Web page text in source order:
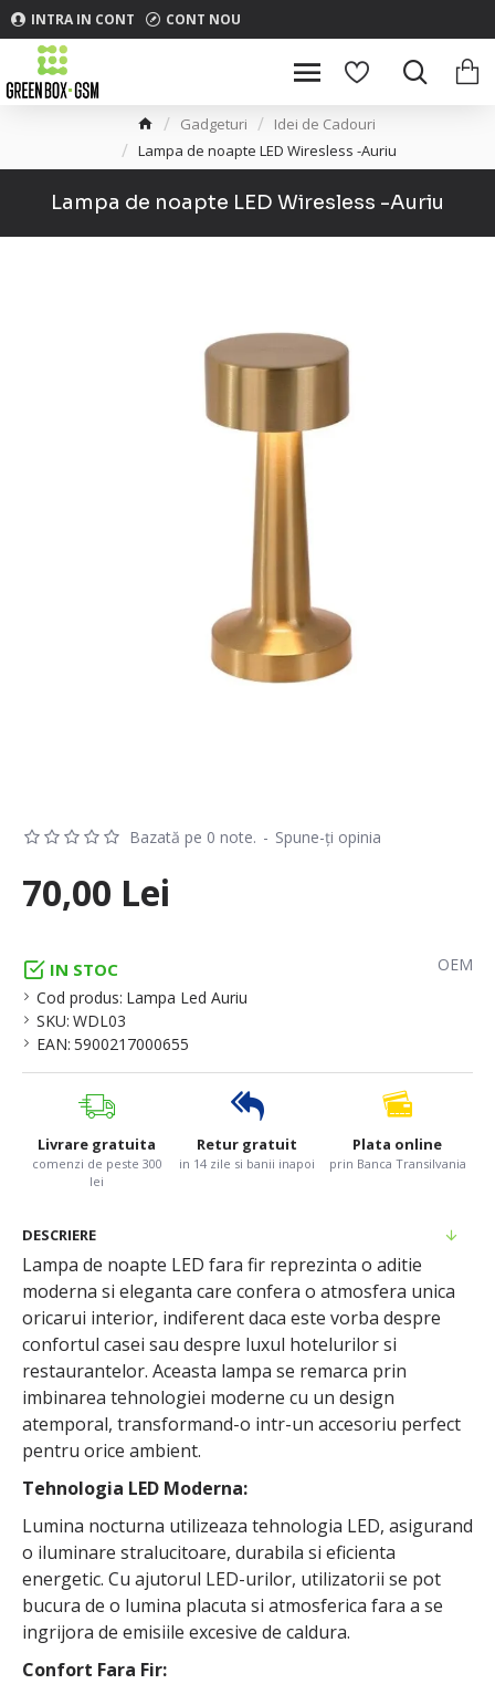
INTRA IN CONT CONT NOU
Gadgeturi
Idei de Cadouri
Lampa de noapte LED Wiresless -Auriu
Lampa de noapte LED Wiresless -Auriu
IN STOC
Cod produs: Lampa Led Auriu
SKU: WDL03
EAN: 5900217000655
OEM
Bazată pe 0 note. - Spune-ţi opinia
70,00 Lei
Livrare gratuita
comenzi de peste 300
lei
Retur gratuit
in 14 zile si banii inapoi
Plata online
prin Banca Transilvania
DESCRIERE
Lampa de noapte LED fara fir reprezinta o aditie
moderna si eleganta care confera o atmosfera unica
oricarui interior, indiferent daca este vorba despre
confortul casei sau despre luxul hotelurilor si
restaurantelor. Aceasta lampa se remarca prin
imbinarea tehnologiei moderne cu un design
atemporal, transformand-o intr-un accesoriu perfect
pentru orice ambient.
Tehnologia LED Moderna:
Lumina nocturna utilizeaza tehnologia LED, asigurand
o iluminare stralucitoare, durabila si eficienta
energetic. Cu ajutorul LED-urilor, utilizatorii se pot
bucura de o lumina placuta si atmosferica fara a se
ingrijora de emisiile excesive de caldura.
Confort Fara Fir: